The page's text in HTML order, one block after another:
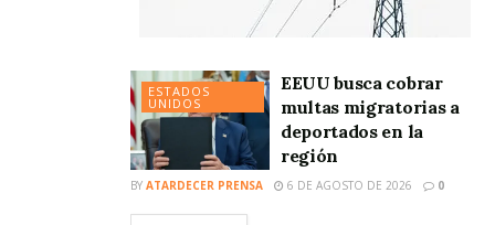
ESTADOS
UNIDOS
EEUU busca cobrar
multas migratorias a
deportados en la
región
BY ATARDECER PRENSA 6 DE AGOSTO DE 2026 0